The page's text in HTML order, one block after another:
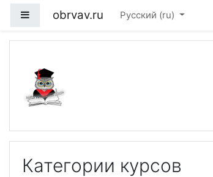
Боковая панель
obrvav.ru Русский ‎(ru)‎
Портал
Категории курсов